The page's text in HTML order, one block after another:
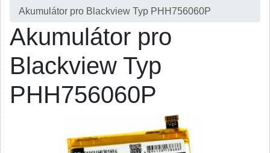
Akumulátor pro Blackview Typ PHH756060P
Akumulátor pro
Blackview Typ
PHH756060P